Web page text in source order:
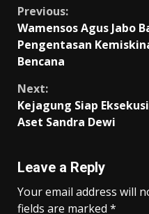
o
o
k
p
Continue
Reading
Previous:
Wamensos Agus Jabo
Pengentasan
Bencana
Next:
Kejagung Siap
Aset Sandra Dewi
Leave a Reply
Your email address will
fields are marked *